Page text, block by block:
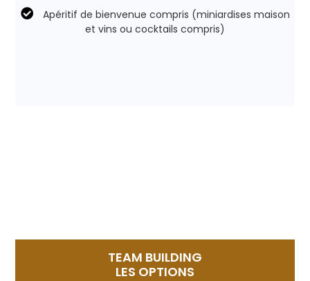
Apéritif de bienvenue compris (miniardises maison
et vins ou cocktails compris)
TEAM BUILDING
LES OPTIONS